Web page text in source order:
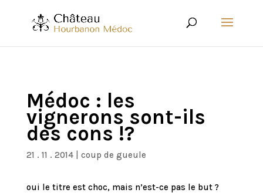
Médoc : les
vignerons sont-ils
des cons !?
21 . 11 . 2014| coup de gueule
oui le titre est choc, mais n’est-ce pas le but ?